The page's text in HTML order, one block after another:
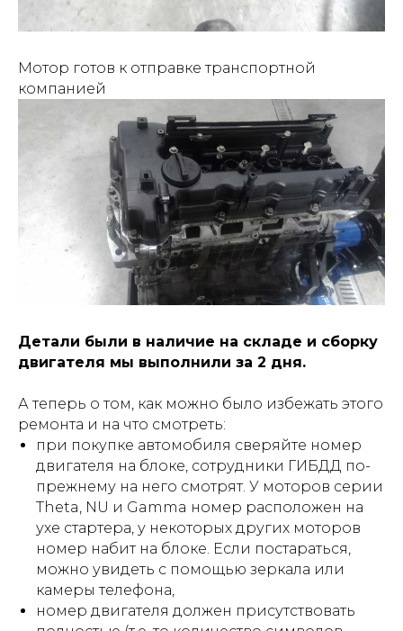
Мотор готов к отправке транспортной
компанией
Детали были в наличие на складе и сборку
двигателя мы выполнили за 2 дня.
А теперь о том, как можно было избежать этого
ремонта и на что смотреть:
при покупке автомобиля сверяйте номер
двигателя на блоке, сотрудники ГИБДД по-
прежнему на него смотрят. У моторов серии
Theta, NU и Gamma номер расположен на
ухе стартера, у некоторых других моторов
номер набит на блоке. Если постараться,
можно увидеть с помощью зеркала или
камеры телефона,
номер двигателя должен присутствовать